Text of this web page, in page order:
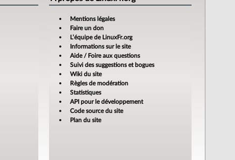
Mentions légales
Faire un don
L’équipe de LinuxFr.org
Informations sur le site
Aide / Foire aux questions
Suivi des suggestions et bogues
Wiki du site
Règles de modération
Statistiques
API pour le développement
Code source du site
Plan du site